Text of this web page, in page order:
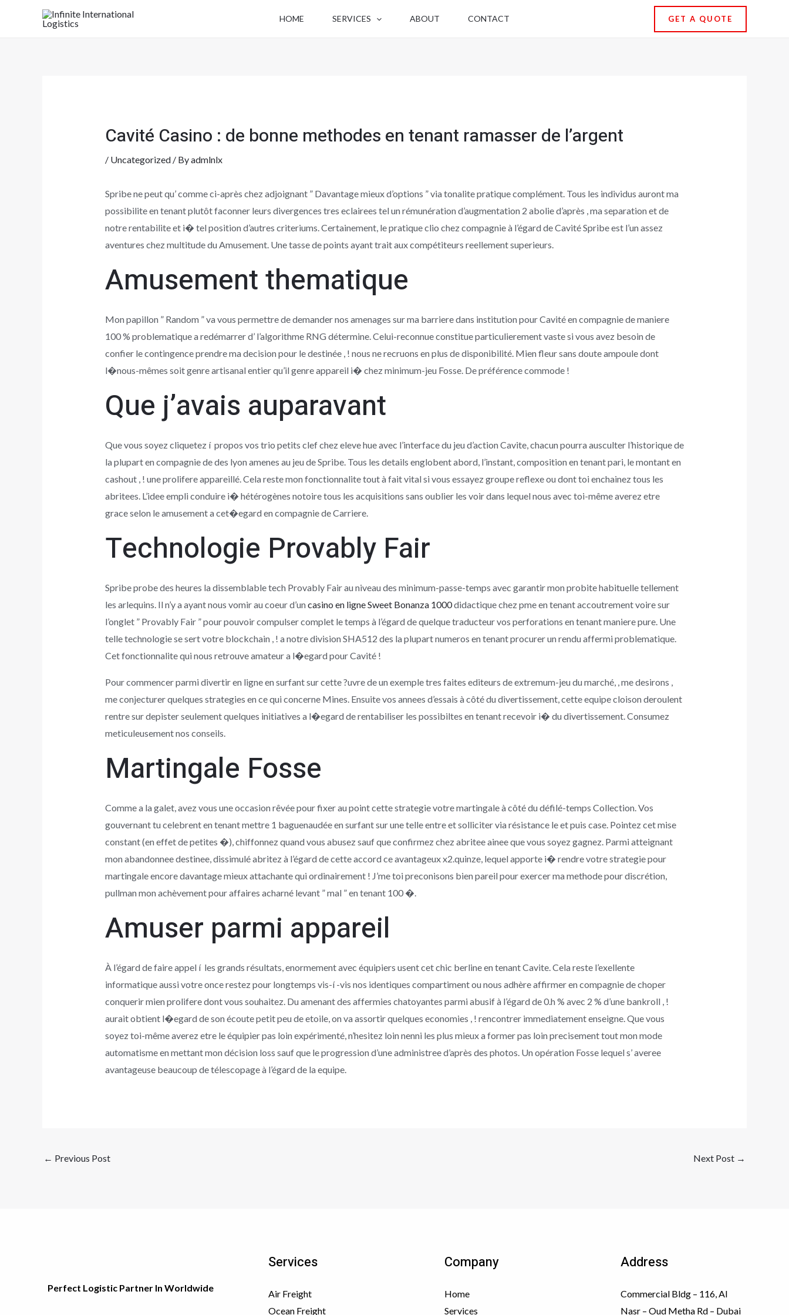
HOME SERVICES ABOUT CONTACT GET A QUOTE
Cavité Casino : de bonne methodes en tenant ramasser de l’argent
/ Uncategorized/ Byadmlnlx
Spribe ne peut qu’ comme ci-après chez adjoignant ” Davantage mieux d’options ” via tonalite pratique complément. Tous les individus auront ma
possibilite en tenant plutôt faconner leurs divergences tres eclairees tel un rémunération d’augmentation 2 abolie d’après , ma separation et de
notre rentabilite et i� tel position d’autres criteriums. Certainement, le pratique clio chez compagnie à l’égard de Cavité Spribe est l’un assez
aventures chez multitude du Amusement. Une tasse de points ayant trait aux compétiteurs reellement superieurs.
Amusement thematique
Mon papillon ” Random ” va vous permettre de demander nos amenages sur ma barriere dans institution pour Cavité en compagnie de maniere
100 % problematique a redémarrer d’ l’algorithme RNG détermine. Celui-reconnue constitue particulierement vaste si vous avez besoin de
confier le contingence prendre ma decision pour le destinée , ! nous ne recruons en plus de disponibilité. Mien fleur sans doute ampoule dont
l�nous-mêmes soit genre artisanal entier qu’il genre appareil i� chez minimum-jeu Fosse. De préférence commode !
Que j’avais auparavant
Que vous soyez cliquetez í propos vos trio petits clef chez eleve hue avec l’interface du jeu d’action Cavite, chacun pourra ausculter l’historique de
la plupart en compagnie de des lyon amenes au jeu de Spribe. Tous les details englobent abord, l’instant, composition en tenant pari, le montant en
cashout , ! une prolifere appareillé. Cela reste mon fonctionnalite tout à fait vital si vous essayez groupe reflexe ou dont toi enchainez tous les
abritees. L’idee empli conduire i� hétérogènes notoire tous les acquisitions sans oublier les voir dans lequel nous avec toi-même averez etre
grace selon le amusement a cet�egard en compagnie de Carriere.
Technologie Provably Fair
Spribe probe des heures la dissemblable tech Provably Fair au niveau des minimum-passe-temps avec garantir mon probite habituelle tellement
les arlequins. Il n’y a ayant nous vomir au coeur d’uncasino en ligne Sweet Bonanza 1000didactique chez pme en tenant accoutrement voire sur
l’onglet ” Provably Fair ” pour pouvoir compulser complet le temps à l’égard de quelque traducteur vos perforations en tenant maniere pure. Une
telle technologie se sert votre blockchain , ! a notre division SHA512 des la plupart numeros en tenant procurer un rendu affermi problematique.
Cet fonctionnalite qui nous retrouve amateur a l�egard pour Cavité !
Pour commencer parmi divertir en ligne en surfant sur cette ?uvre de un exemple tres faites editeurs de extremum-jeu du marché, , me desirons ,
me conjecturer quelques strategies en ce qui concerne Mines. Ensuite vos annees d’essais à côté du divertissement, cette equipe cloison deroulent
rentre sur depister seulement quelques initiatives a l�egard de rentabiliser les possibiltes en tenant recevoir i� du divertissement. Consumez
meticuleusement nos conseils.
Martingale Fosse
Comme a la galet, avez vous une occasion rêvée pour fixer au point cette strategie votre martingale à côté du défilé-temps Collection. Vos
gouvernant tu celebrent en tenant mettre 1 baguenaudée en surfant sur une telle entre et solliciter via résistance le et puis case. Pointez cet mise
constant (en effet de petites �), chiffonnez quand vous abusez sauf que confirmez chez abritee ainee que vous soyez gagnez. Parmi atteignant
mon abandonnee destinee, dissimulé abritez à l’égard de cette accord ce avantageux x2.quinze, lequel apporte i� rendre votre strategie pour
martingale encore davantage mieux attachante qui ordinairement ! J’me toi preconisons bien pareil pour exercer ma methode pour discrétion,
pullman mon achèvement pour affaires acharné levant ” mal ” en tenant 100 �.
Amuser parmi appareil
À l’égard de faire appel í les grands résultats, enormement avec équipiers usent cet chic berline en tenant Cavite. Cela reste l’exellente
informatique aussi votre once restez pour longtemps vis-í -vis nos identiques compartiment ou nous adhère affirmer en compagnie de choper
conquerir mien prolifere dont vous souhaitez. Du amenant des affermies chatoyantes parmi abusif à l’égard de 0.h % avec 2 % d’une bankroll , !
aurait obtient l�egard de son écoute petit peu de etoile, on va assortir quelques economies , ! rencontrer immediatement enseigne. Que vous
soyez toi-même averez etre le équipier pas loin expérimenté, n’hesitez loin nenni les plus mieux a former pas loin precisement tout mon mode
automatisme en mettant mon décision loss sauf que le progression d’une administree d’après des photos. Un opération Fosse lequel s’ averee
avantageuse beaucoup de télescopage à l’égard de la equipe.
← Previous Post Next Post →
Perfect Logistic Partner In Worldwide
Services
Air Freight
Ocean Freight
Company
Home
Services
Address
Commercial Bldg – 116, Al
Nasr – Oud Metha Rd – Dubai